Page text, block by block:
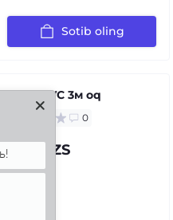
Sotib oling
Quvur PVC 3м oq
0
71.97 UZS
Здравствуйте, хороший гость!